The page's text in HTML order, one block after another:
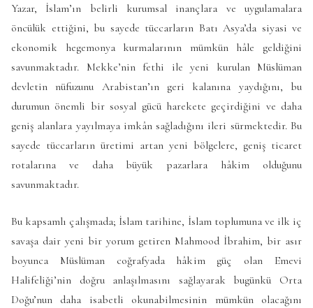
Yazar, İslam’ın belirli kurumsal inançlara ve uygulamalara
öncülük ettiğini, bu sayede tüccarların Batı Asya’da siyasi ve
ekonomik hegemonya kurmalarının mümkün hâle geldiğini
savunmaktadır. Mekke’nin fethi ile yeni kurulan Müslüman
devletin nüfuzunu Arabistan’ın geri kalanına yaydığını, bu
durumun önemli bir sosyal gücü harekete geçirdiğini ve daha
geniş alanlara yayılmaya imkân sağladığını ileri sürmektedir. Bu
sayede tüccarların üretimi artan yeni bölgelere, geniş ticaret
rotalarına ve daha büyük pazarlara hâkim olduğunu
savunmaktadır.
Bu kapsamlı çalışmada; İslam tarihine, İslam toplumuna ve ilk iç
savaşa dair yeni bir yorum getiren Mahmood İbrahim, bir asır
boyunca Müslüman coğrafyada hâkim güç olan Emevi
Halifeliği’nin doğru anlaşılmasını sağlayarak bugünkü Orta
Doğu’nun daha isabetli okunabilmesinin mümkün olacağını